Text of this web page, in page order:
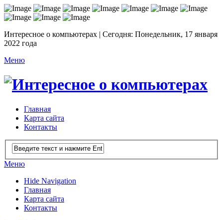
Интересное о компьютерах | Сегодня: Понедельник, 17 января
2022 года
Меню
Главная
Карта сайта
Контакты
Меню
Hide Navigation
Главная
Карта сайта
Контакты